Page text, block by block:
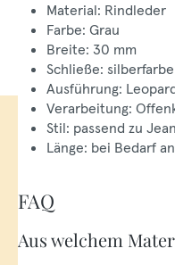
Material: Rindleder
Farbe: Grau
Breite: 30 mm
Schließe:
Ausführung:
Verarbeitung:
Stil: passend zu
Länge: bei Bedarf
FAQ
Aus welchem